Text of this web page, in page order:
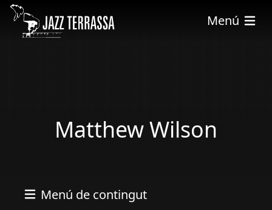
Vés al contingut
Menú
Matthew Wilson
Menú de contingut